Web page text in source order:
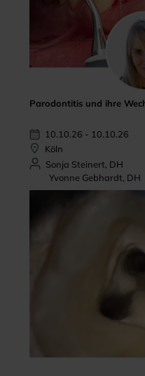
Parodontitis und ihre
10.10.26 - 10.10.26
Köln
Sonja Steinert, DH
Yvonne Gebhardt, DH